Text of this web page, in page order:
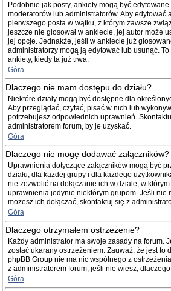
Podobnie jak posty, ankiety mogą być
moderatorów lub administratorów. Aby edytować
pierwszego posta w wątku, z którym zawsze
jeszcze nie głosował w ankiecie, jej autor może
jej opcje. Jednakże, jeśli w ankiecie już
administratorzy mogą ją edytować lub usunąć.
ankiety, kiedy ta już trwa.
Góra
Dlaczego nie mam dostępu do działu?
Niektóre działy mogą być dostępne dla
Aby przeglądać, czytać, pisać w nich lub
potrzebujesz odpowiednich uprawnień.
administratorem forum, by je uzyskać.
Góra
Dlaczego nie mogę dodawać załączników?
Uprawnienia dotyczące załączników mogą być
działu, dla każdej grupy i dla każdego
nie zezwolić na dołączanie ich w dziale, w
uprawnienia jedynie niektórym grupom. Jeśli nie
możesz ich dołączać, skontaktuj się z
Góra
Dlaczego otrzymałem ostrzeżenie?
Każdy administrator ma swoje zasady na forum.
zostać ukarany ostrzeżeniem. Zauważ, że jest to
phpBB Group nie ma nic wspólnego z
z administratorem forum, jeśli nie wiesz,
Góra